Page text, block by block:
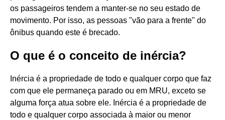
os passageiros tendem a manter-se no seu estado de
movimento. Por isso, as pessoas "vão para a frente" do
ônibus quando este é brecado.
O que é o conceito de inércia?
Inércia é a propriedade de todo e qualquer corpo que faz
com que ele permaneça parado ou em MRU, exceto se
alguma força atua sobre ele. Inércia é a propriedade de
todo e qualquer corpo associada à maior ou menor